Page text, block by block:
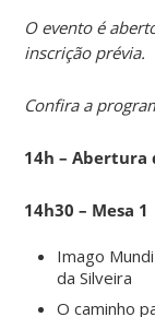
O evento é
inscrição prévia.
Confira a
14h – Abertura
14h30 – Mesa 1
Imago
da Silveira
O caminho